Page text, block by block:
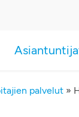
palvelut »